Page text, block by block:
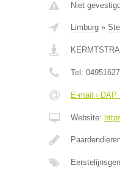
Niet
Limburg»
Tel:
E-mail ›
Website: